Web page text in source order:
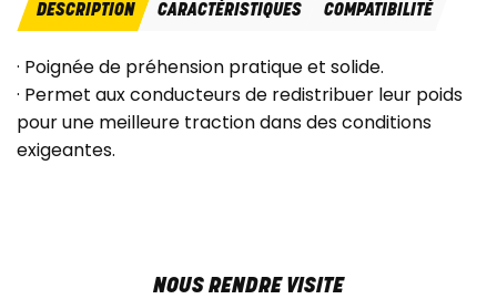
DESCRIPTION CARACTÉRISTIQUES COMPATIBILITÉ
· Poignée de préhension pratique et solide.
· Permet aux conducteurs de redistribuer leur poids
pour une meilleure traction dans des conditions
exigeantes.
NOUS RENDRE VISITE